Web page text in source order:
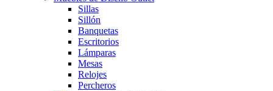
Sillas
Sillón
Banquetas
Escritorios
Lámparas
Mesas
Relojes
Percheros